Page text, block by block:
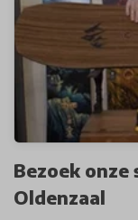
Bezoek
Oldenzaal